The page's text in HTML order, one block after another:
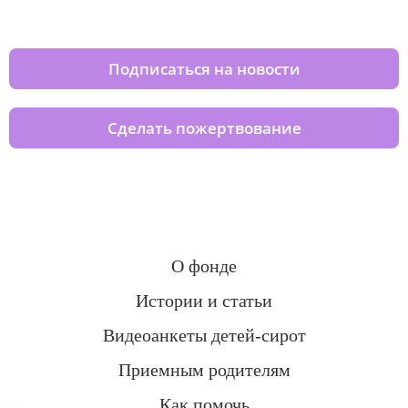
Подписаться на новости
Сделать пожертвование
О фонде
Истории и статьи
Видеоанкеты детей-сирот
Приемным родителям